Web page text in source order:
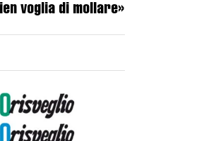
voglia di mollare»